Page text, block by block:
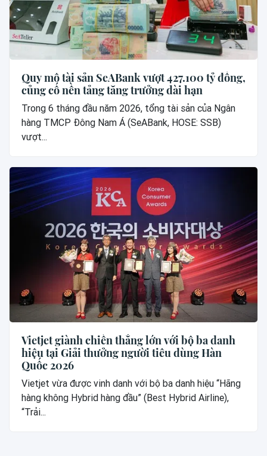
Quy mô tài sản SeABank vượt 427.100 tỷ đồng,
củng cố nền tảng tăng trưởng dài hạn
Trong 6 tháng đầu năm 2026, tổng tài sản của Ngân
hàng TMCP Đông Nam Á (SeABank, HOSE: SSB)
vượt...
Vietjet giành chiến thắng lớn với bộ ba danh
hiệu tại Giải thưởng người tiêu dùng Hàn
Quốc 2026
Vietjet vừa được vinh danh với bộ ba danh hiệu “Hãng
hàng không Hybrid hàng đầu” (Best Hybrid Airline),
“Trải...